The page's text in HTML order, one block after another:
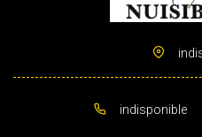
indisponible